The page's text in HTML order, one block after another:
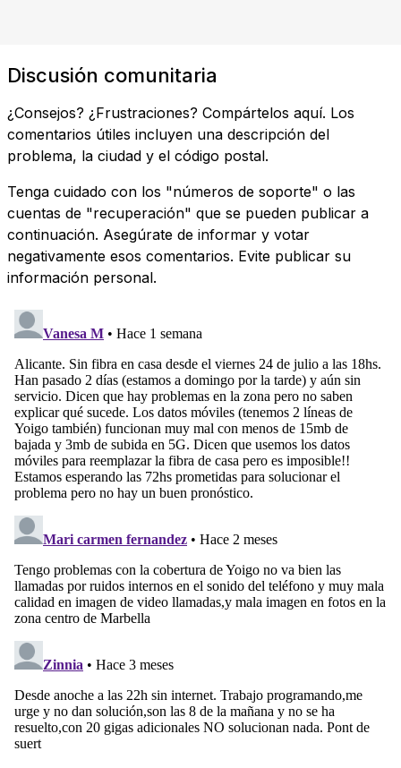
Discusión comunitaria
¿Consejos? ¿Frustraciones? Compártelos aquí. Los
comentarios útiles incluyen una descripción del
problema, la ciudad y el código postal.
Tenga cuidado con los "números de soporte" o las
cuentas de "recuperación" que se pueden publicar a
continuación. Asegúrate de informar y votar
negativamente esos comentarios. Evite publicar su
información personal.